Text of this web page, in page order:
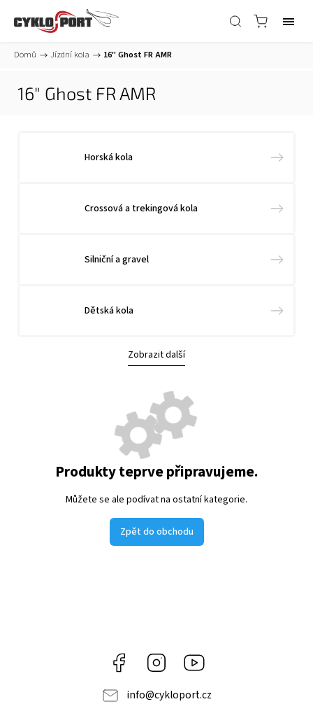
Domů / Jízdní kola / 16" Ghost FR AMR
16" Ghost FR AMR
Horská kola
Crossová a trekingová kola
Silniční a gravel
Dětská kola
Zobrazit další
Produkty teprve připravujeme.
Můžete se ale podívat na ostatní kategorie.
Zpět do obchodu
Facebook Instagram
info@cykloport.cz